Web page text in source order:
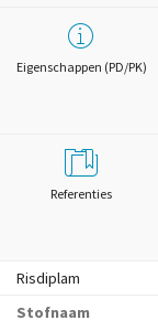
Eigenschappen (PD/PK)
Referenties
Risdiplam
Stofnaam